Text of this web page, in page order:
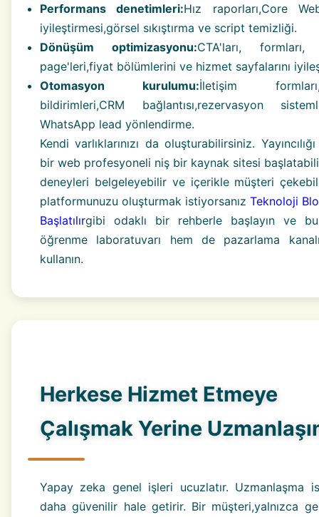
Performans denetimleri:Hız raporları,Core
iyileştirmesi,görsel sıkıştırma ve script temizliği.
Dönüşüm optimizasyonu:CTA'ları, formları,
page'leri,fiyat bölümlerini ve hizmet sayfalarını
Otomasyon kurulumu:İletişim
bildirimleri,CRM bağlantısı,rezervasyon
WhatsApp lead yönlendirme.
Kendi varlıklarınızı da oluşturabilirsiniz.
bir web profesyoneli niş bir kaynak sitesi
deneyleri belgeleyebilir ve içerikle müşteri
platformunuzu oluşturmak istiyorsanız Teknoloji
Başlatılırgibi odaklı bir rehberle başlayın ve
öğrenme laboratuvarı hem de pazarlama
kullanın.
Herkese Hizmet Etmeye
Çalışmak Yerine
Yapay zeka genel işleri ucuzlatır. Uzmanlaşma
daha güvenilir hale getirir. Bir müşteri,yalnızca